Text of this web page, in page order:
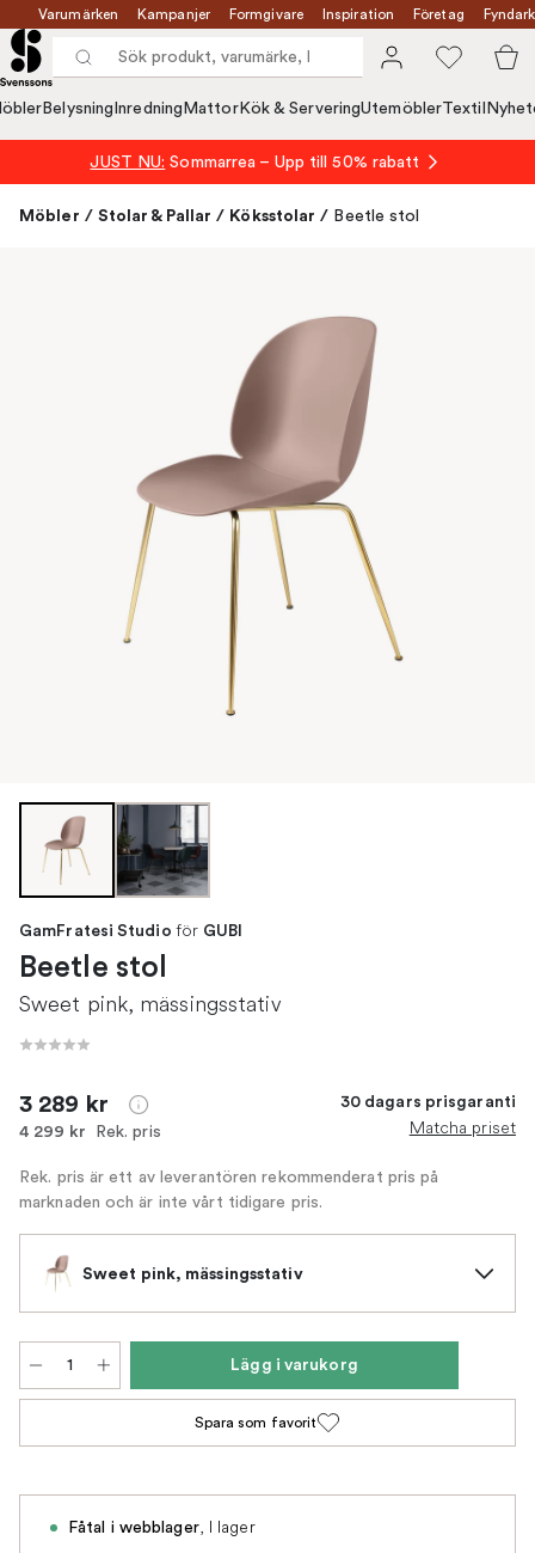
Varumärken Kampanjer Formgivare Inspiration Företag
Belysning Inredning MattorKök & ServeringUtemöblerTextil
JUST NU: Sommarrea – Upp till 50% rabatt
Möbler / Stolar & Pallar / Köksstolar / Beetle stol
GamFratesi Studio för GUBI
Beetle stol
Sweet pink, mässingsstativ
3 289 kr
4 299 kr Rek. pris
30 dagars prisgaranti
Matcha priset
Rek. pris är ett av leverantören rekommenderat pris på
marknaden och är inte vårt tidigare pris.
Sweet pink, mässingsstativ
Lägg i varukorg
Spara som favorit
Fåtal i webblager, I lager